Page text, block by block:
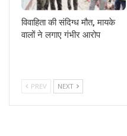
विवाहिता की संदिग्ध मौत, मायके
वालों ने लगाए गंभीर आरोप
PREV NEXT